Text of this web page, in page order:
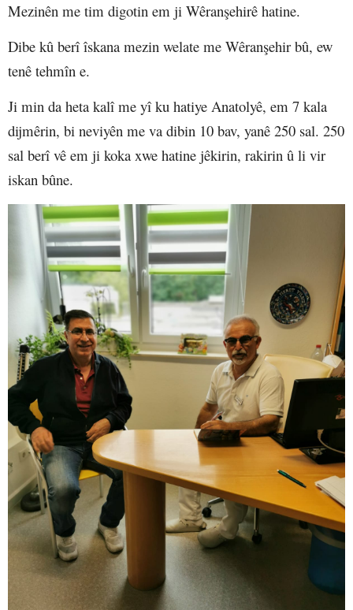
Mezinên me tim digotin em ji Wêranşehirê hatine.
Dibe kû berî îskana mezin welate me Wêranşehir bû, ew
tenê tehmîn e.
Ji min da heta kalî me yî ku hatiye Anatolyê, em 7 kala
dijmêrin, bi neviyên me va dibin 10 bav, yanê 250 sal. 250
sal berî vê em ji koka xwe hatine jêkirin, rakirin û li vir
iskan bûne.